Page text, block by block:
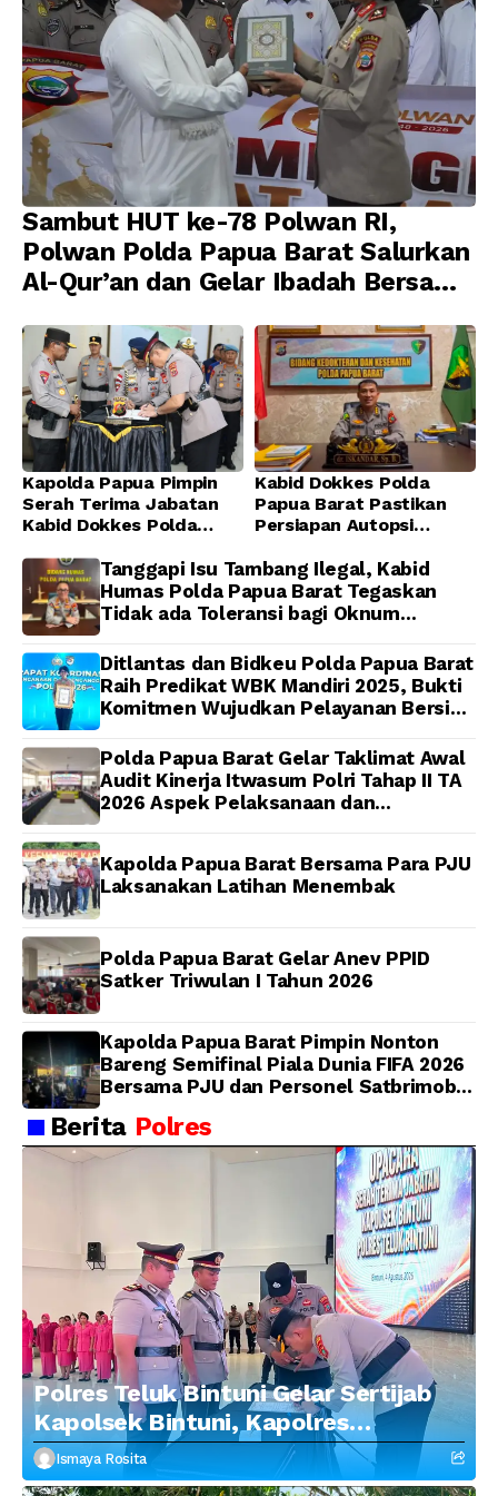
Sambut HUT ke-78 Polwan RI,
Polwan Polda Papua Barat Salurkan
Al-Qur’an dan Gelar Ibadah Bersama
Kapolda Papua Pimpin
Serah Terima Jabatan
Kabid Dokkes Polda
Kabid Dokkes Polda
Papua Barat Pastikan
Persiapan Autopsi
Papua Barat Yanto
Idorway Telah Matang,
Pelaksanaan
Dijadwalkan Kamis
Tanggapi Isu Tambang Ilegal, Kabid
Humas Polda Papua Barat Tegaskan
Tidak ada Toleransi bagi Oknum
Ditlantas dan Bidkeu Polda Papua Barat
Raih Predikat WBK Mandiri 2025, Bukti
Komitmen Wujudkan Pelayanan Bersih
Polda Papua Barat Gelar Taklimat Awal
Audit Kinerja Itwasum Polri Tahap II TA
2026 Aspek Pelaksanaan dan
Kapolda Papua Barat Bersama Para PJU
Laksanakan Latihan Menembak
Polda Papua Barat Gelar Anev PPID
Satker Triwulan I Tahun 2026
Kapolda Papua Barat Pimpin Nonton
Bareng Semifinal Piala Dunia FIFA 2026
Bersama PJU dan Personel Satbrimob
Berita Polres
Polres Teluk Bintuni Gelar Sertijab
Kapolsek Bintuni, Kapolres
Tekankan Profesionalisme dan
Penguatan Sinergitas
Ismaya Rosita